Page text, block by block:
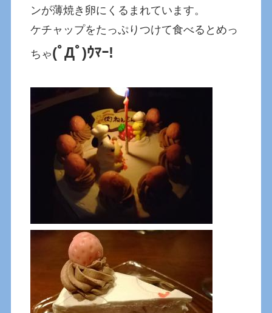
ンが薄焼き卵にくるまれています。
ケチャップをたっぷりつけて食べるとめっ
ちゃ(ﾟДﾟ)ｳﾏｰ!